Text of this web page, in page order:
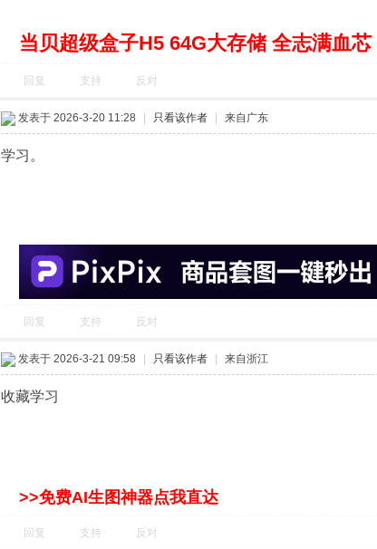
当贝超级盒子H5 64G大存储 全志满血芯
回复 支持 反对
发表于 2026-3-20 11:28 只看该作者 来自广东
学习。
回复 支持 反对
发表于 2026-3-21 09:58 只看该作者 来自浙江
收藏学习
>>免费AI生图神器点我直达
回复 支持 反对